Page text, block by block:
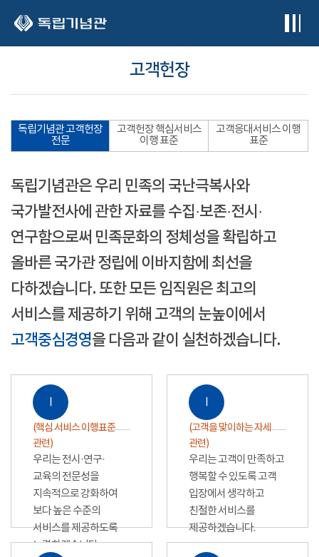
고객헌장
독립기념관 고객헌장
전문
고객헌장 핵심서비스
이행 표준
고객응대서비스 이행
표준
독립기념관은 우리 민족의 국난극복사와
국가발전사에 관한 자료를 수집·보존·전시·
연구함으로써 민족문화의 정체성을 확립하고
올바른 국가관 정립에 이바지함에 최선을
다하겠습니다. 또한 모든 임직원은 최고의
서비스를 제공하기 위해 고객의 눈높이에서
고객중심경영을 다음과 같이 실천하겠습니다.
Ⅰ
(핵심 서비스 이행표준
관련)
우리는 전시·연구·
교육의 전문성을
지속적으로 강화하여
보다 높은 수준의
서비스를 제공하도록
노력하겠습니다.
Ⅰ
(고객을 맞이하는 자세
관련)
우리는 고객이 만족하고
행복할 수 있도록 고객
입장에서 생각하고
친절한 서비스를
제공하겠습니다.